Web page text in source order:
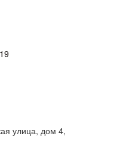
улица, дом 4,